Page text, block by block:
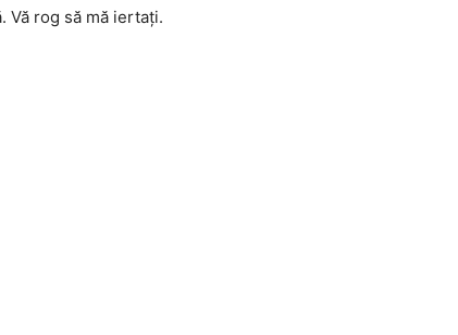
Vă rog să mă iertaţi.